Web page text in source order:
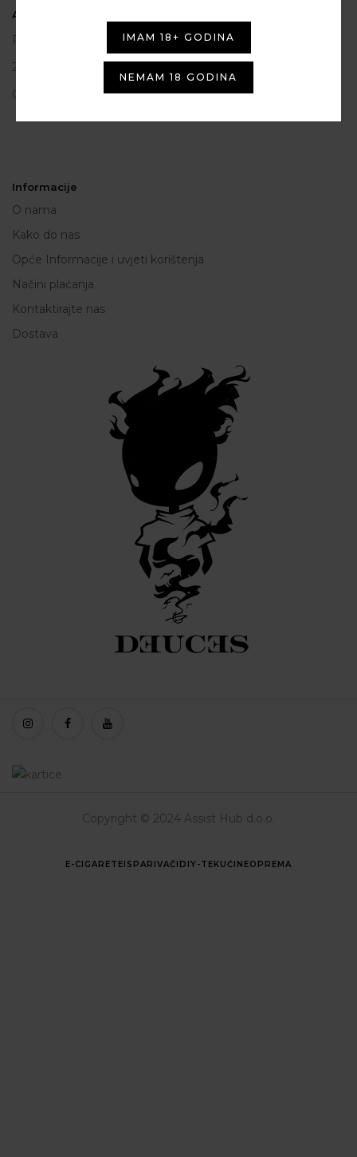
ASSIST HUB d.o.o.
Put vrljuge 13
23206 Sukošan
OIB: 80250945864
Informacije
O nama
Kako do nas
Opće Informacije i uvjeti korištenja
Načini plaćanja
Kontaktirajte nas
Dostava
Copyright © 2024 Assist Hub d.o.o.
E-CIGARETEISPARIVAČI DIY-TEKUĆINEOPREMA
IMAM 18+ GODINA
NEMAM 18 GODINA